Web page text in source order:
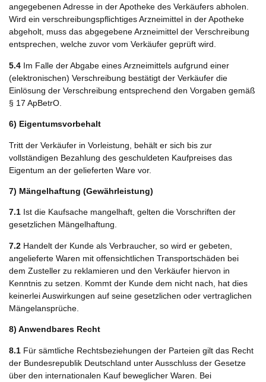
angegebenen Adresse in der Apotheke des Verkäufers abholen.
Wird ein verschreibungspflichtiges Arzneimittel in der Apotheke
abgeholt, muss das abgegebene Arzneimittel der Verschreibung
entsprechen, welche zuvor vom Verkäufer geprüft wird.
5.4 Im Falle der Abgabe eines Arzneimittels aufgrund einer
(elektronischen) Verschreibung bestätigt der Verkäufer die
Einlösung der Verschreibung entsprechend den Vorgaben gemäß
§ 17 ApBetrO.
6) Eigentumsvorbehalt
Tritt der Verkäufer in Vorleistung, behält er sich bis zur
vollständigen Bezahlung des geschuldeten Kaufpreises das
Eigentum an der gelieferten Ware vor.
7) Mängelhaftung (Gewährleistung)
7.1 Ist die Kaufsache mangelhaft, gelten die Vorschriften der
gesetzlichen Mängelhaftung.
7.2 Handelt der Kunde als Verbraucher, so wird er gebeten,
angelieferte Waren mit offensichtlichen Transportschäden bei
dem Zusteller zu reklamieren und den Verkäufer hiervon in
Kenntnis zu setzen. Kommt der Kunde dem nicht nach, hat dies
keinerlei Auswirkungen auf seine gesetzlichen oder vertraglichen
Mängelansprüche.
8) Anwendbares Recht
8.1 Für sämtliche Rechtsbeziehungen der Parteien gilt das Recht
der Bundesrepublik Deutschland unter Ausschluss der Gesetze
über den internationalen Kauf beweglicher Waren. Bei